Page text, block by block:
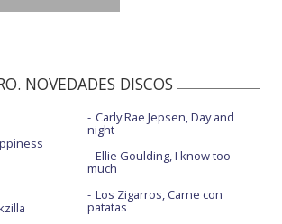
NOVEDADES DISCOS
Carly Rae Jepsen, Day and
night
Ellie Goulding, I know too
much
Los Zigarros, Carne con
patatas